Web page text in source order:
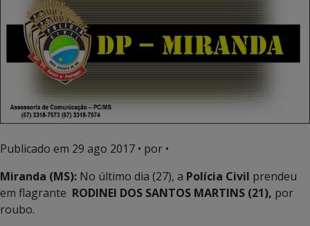
Publicado em 29 ago 2017 • por •
Miranda (MS): No último dia (27), a Polícia Civil prendeu
em flagrante RODINEI DOS SANTOS MARTINS (21), por
roubo.